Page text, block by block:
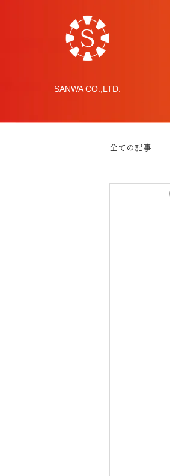
SANWA CO.,LTD.
全ての記事